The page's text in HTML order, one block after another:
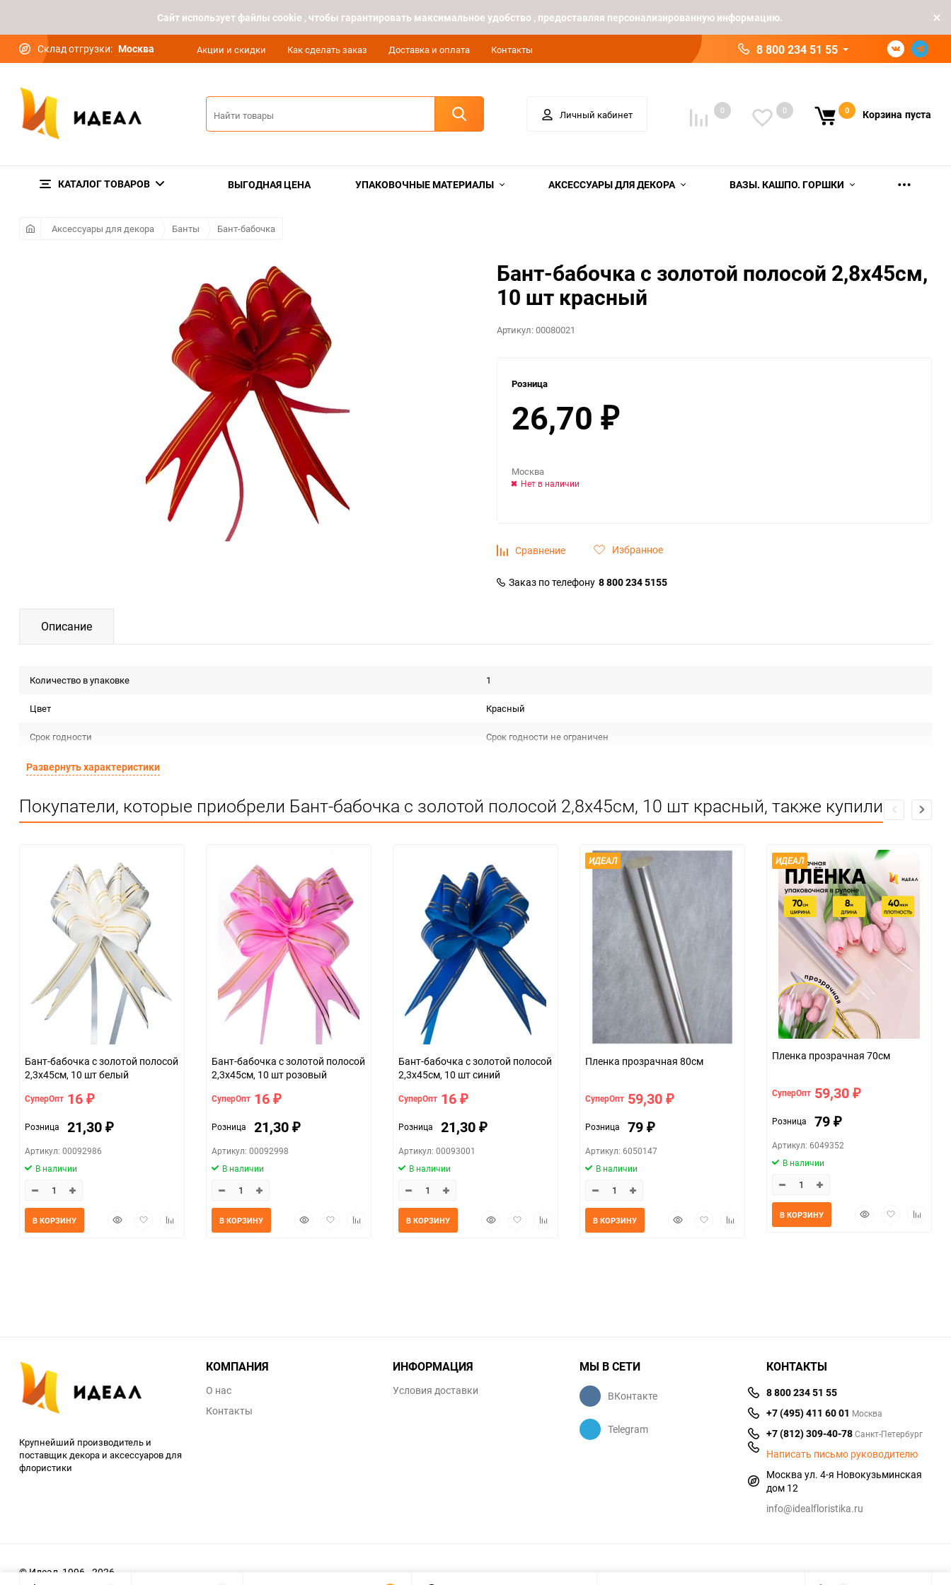
Cайт использует файлы cookie , чтобы гарантировать максимальное удобство , предоставляя персонализированную информацию.
Склад отгрузки: Москва Акции и скидки Как сделать заказ Доставка и оплата Контакты 8 800 234 51 55
Личный кабинет 0 0 0 Корзина пуста
КАТАЛОГ ТОВАРОВ ВЫГОДНАЯ ЦЕНА УПАКОВОЧНЫЕ МАТЕРИАЛЫ АКСЕССУАРЫ ДЛЯ ДЕКОРА ВАЗЫ. КАШПО. ГОРШКИ
Аксессуары для декора Банты Бант-бабочка
Бант-бабочка с золотой полосой 2,8х45см,
10 шт красный
Артикул:00080021
Розница
26,70 ₽
Москва
Нет в наличии
Сравнение Избранное
Заказ по телефону 8 800 234 5155
Описание
Количество в упаковке 1
Цвет Красный
Срок годности Срок годности не ограничен
Предназначение товара
Особые условия Особых условий не требует
Количество в коробке 300
Единица измерения упак
Развернуть характеристики
Покупатели, которые приобрели Бант-бабочка с золотой полосой 2,8х45см, 10 шт красный, также купили
Бант-бабочка с золотой полосой
2,3х45см, 10 шт белый
СуперОпт 16 ₽
Розница 21,30 ₽
Артикул: 00092986
В наличии
БыстрыйДобавитьДобавить
В КОРЗИНУ
Бант-бабочка с золотой полосой
2,3х45см, 10 шт розовый
СуперОпт 16 ₽
Розница 21,30 ₽
Артикул: 00092998
В наличии
БыстрыйДобавитьДобавить
В КОРЗИНУ
Бант-бабочка с золотой полосой
2,3х45см, 10 шт синий
СуперОпт 16 ₽
Розница 21,30 ₽
Артикул: 00093001
В наличии
БыстрыйДобавитьДобавить
В КОРЗИНУ
ИДЕАЛ
Пленка прозрачная 80см
СуперОпт 59,30 ₽
Розница 79 ₽
Артикул: 6050147
В наличии
БыстрыйДобавитьДобавить
В КОРЗИНУ
ИДЕАЛ
Пленка прозрачная 70см
СуперОпт 59,30 ₽
Розница 79 ₽
Артикул: 6049352
В наличии
БыстрыйДобавить
В КОРЗИНУ
Крупнейший производитель и
поставщик декора и аксессуаров для
флористики
КОМПАНИЯ
О нас
Контакты
ИНФОРМАЦИЯ
Условия доставки
МЫ В СЕТИ
ВКонтакте
Telegram
КОНТАКТЫ
8 800 234 51 55
+7 (495) 411 60 01 Москва
+7 (812) 309-40-78Санкт-Петербург
Написать письмо руководителю
Москва ул. 4-я Новокузьминская
дом 12
info@idealfloristika.ru
© Идеал, 1996 - 2026